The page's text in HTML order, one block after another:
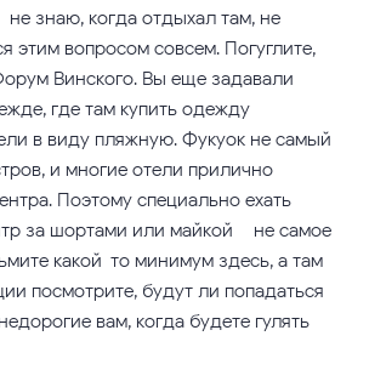
не знаю, когда отдыхал там, не
этим вопросом совсем. Погуглите,
Винского. Вы еще задавали
где там купить одежду –
в виду пляжную. Фукуок не самый
и многие отели прилично
Поэтому специально ехать
за шортами или майкой – не самое
какой-то минимум здесь, а там
посмотрите, будут ли попадаться
вам, когда будете гулять